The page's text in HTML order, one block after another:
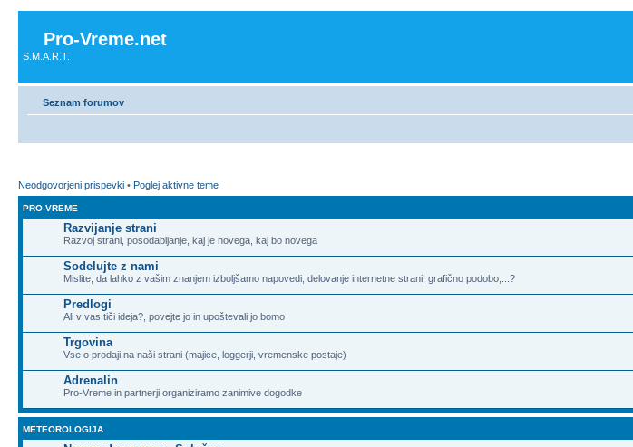
Pro-Vreme.net
S.M.A.R.T.
Seznam forumov
Neodgovorjeni prispevki • Poglej aktivne teme
PRO-VREME
Razvijanje strani
Razvoj strani, posodabljanje, kaj je novega, kaj bo novega
Sodelujte z nami
Mislite, da lahko z vašim znanjem izboljšamo napovedi, delovanje internetne strani, grafično podobo,...?
Predlogi
Ali v vas tiči ideja?, povejte jo in upoštevali jo bomo
Trgovina
Vse o prodaji na naši strani (majice, loggerji, vremenske postaje)
Adrenalin
Pro-Vreme in partnerji organiziramo zanimive dogodke
METEOROLOGIJA